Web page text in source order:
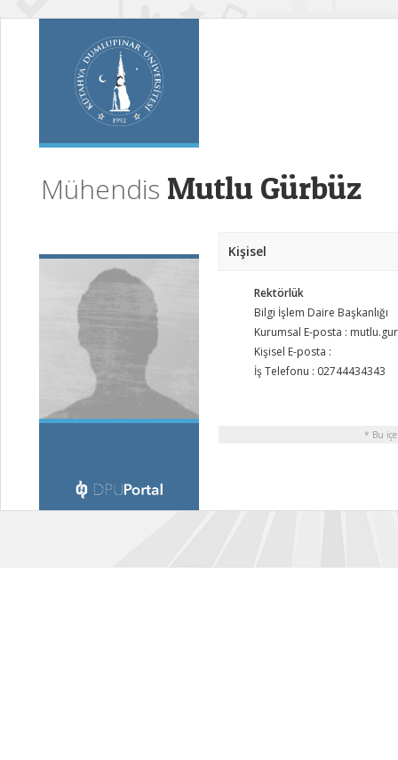
Mühendis Mutlu Gürbüz
Kişisel
Rektörlük
Bilgi İşlem Daire Başkanlığı
Kurumsal E-posta :
Kişisel E-posta :
İş Telefonu : 02744434343
* Bu